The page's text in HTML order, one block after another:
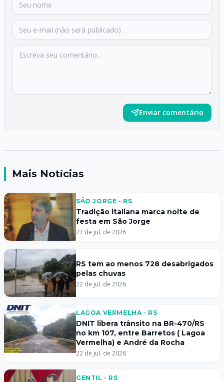
Enviar comentário
Mais Notícias
SÃO JORGE - RS
Tradição italiana marca noite de
festa em São Jorge
27 de jul. de 2026
RS tem ao menos 728 desabrigados
pelas chuvas
22 de jul. de 2026
LAGOA VERMELHA - RS
DNIT libera trânsito na BR-470/RS
no km 107, entre Barretos ( Lagoa
Vermelha) e André da Rocha
22 de jul. de 2026
GENTIL - RS